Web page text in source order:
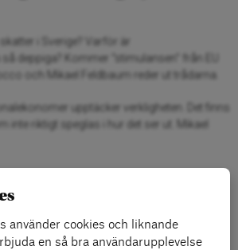
i Sverige? Varför är
deppiga? Kommer “stimulansen” från EU
och Mikael Feldbaum reder ut trådarna.
upptäcker verkligheten. Det finns
inte riktigt speglas i hur det ser ut. Mikael
använder cookies och liknande
en så bra användarupplevelse